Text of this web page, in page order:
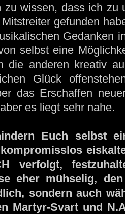
zu wissen, dass ich
gefunden
Gedanken
selbst eine
die anderen kreativ
Glück
das Erschaffen
es liegt sehr nahe.
Euch selbst
verfolgt,
eher mühselig,
sondern auch
Martyr-Svart und